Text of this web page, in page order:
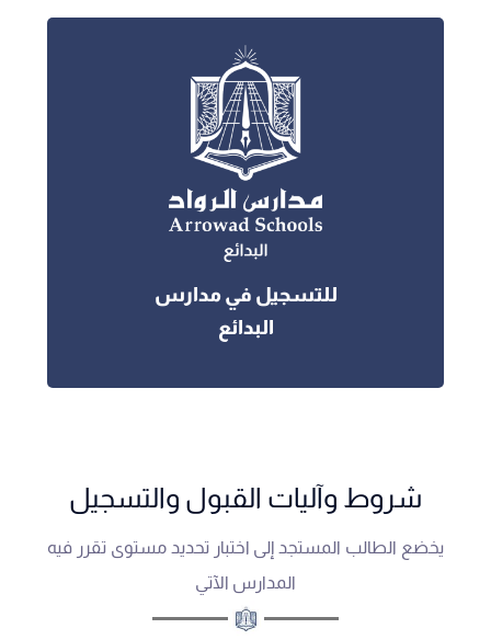
للتسجيل في مدارس
البدائع
شروط وآليات القبول والتسجيل
يخضع الطالب المستجد إلى اختبار تحديد مستوى تقرر فيه
المدارس الآتي